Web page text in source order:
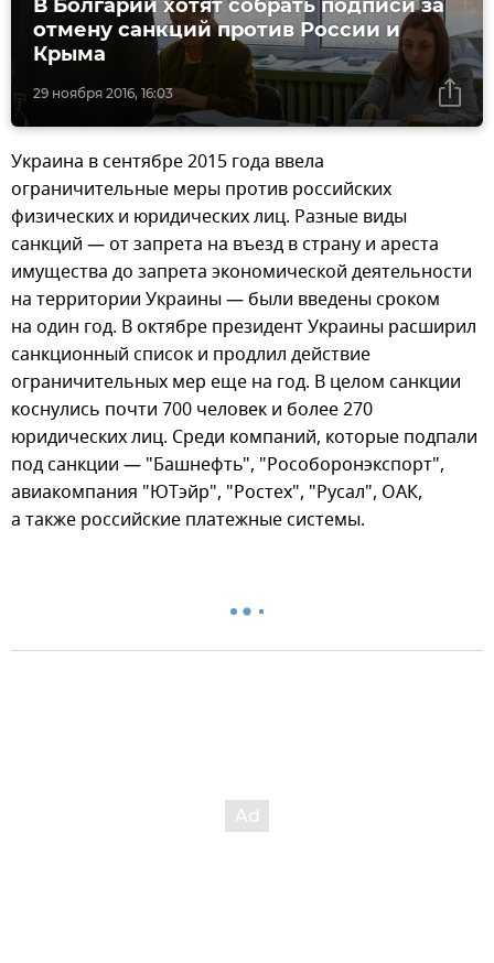
29 ноября 2016, 16:03
В Болгарии хотят собрать подписи за
отмену санкций против России и
Крыма
Украина в сентябре 2015 года ввела
ограничительные меры против российских
физических и юридических лиц. Разные виды
санкций — от запрета на въезд в страну и ареста
имущества до запрета экономической деятельности
на территории Украины — были введены сроком
на один год. В октябре президент Украины расширил
санкционный список и продлил действие
ограничительных мер еще на год. В целом санкции
коснулись почти 700 человек и более 270
юридических лиц. Среди компаний, которые подпали
под санкции — "Башнефть", "Рособоронэкспорт",
авиакомпания "ЮТэйр", "Ростех", "Русал", ОАК,
а также российские платежные системы.